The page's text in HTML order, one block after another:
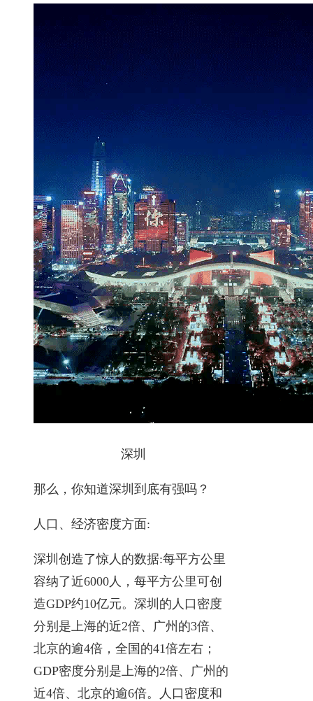
深圳
那么，你知道深圳到底有强吗？
人口、经济密度方面:
深圳创造了惊人的数据:每平方公里
容纳了近6000人，每平方公里可创
造GDP约10亿元。深圳的人口密度
分别是上海的近2倍、广州的3倍、
北京的逾4倍，全国的41倍左右；
GDP密度分别是上海的2倍、广州的
近4倍、北京的逾6倍。人口密度和